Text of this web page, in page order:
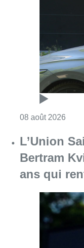
L’Union
Bertram
ans qui
08 août 2026